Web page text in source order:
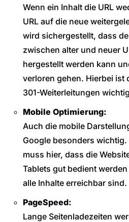
Wenn ein Inhalt die URL
URL auf die neue
wird sichergestellt, dass
zwischen alter und neuer
hergestellt werden kann
verloren gehen. Hierbei ist
301-Weiterleitungen
Mobile Optimierung:
Auch die mobile
Google besonders
muss hier, dass die
Tablets gut bedient
alle Inhalte erreichbar sind.
PageSpeed:
Lange Seitenladezeiten